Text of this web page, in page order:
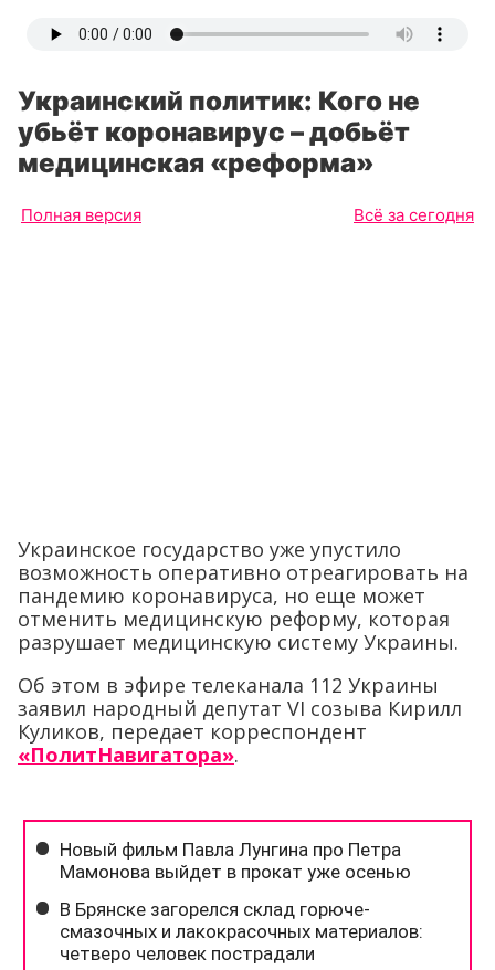
Украинский политик: Кого не
убьёт коронавирус – добьёт
медицинская «реформа»
Полная версия Всё за сегодня
Украинское государство уже упустило
возможность оперативно отреагировать на
пандемию коронавируса, но еще может
отменить медицинскую реформу, которая
разрушает медицинскую систему Украины.
Об этом в эфире телеканала 112 Украины
заявил народный депутат VI созыва Кирилл
Куликов, передает корреспондент
«ПолитНавигатора».